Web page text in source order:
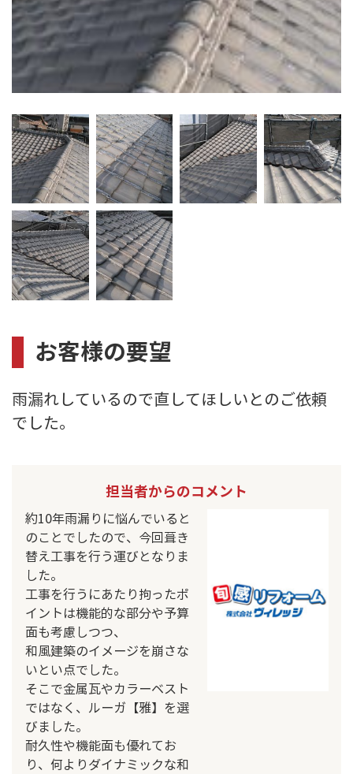
お客様の要望
雨漏れしているので直してほしいとのご依頼
でした。
担当者からのコメント
約10年雨漏りに悩んでいると
のことでしたので、今回葺き
替え工事を行う運びとなりま
した。
工事を行うにあたり拘ったポ
イントは機能的な部分や予算
面も考慮しつつ、
和風建築のイメージを崩さな
いとい点でした。
そこで金属瓦やカラーベスト
ではなく、ルーガ【雅】を選
びました。
耐久性や機能面も優れてお
り、何よりダイナミックな和